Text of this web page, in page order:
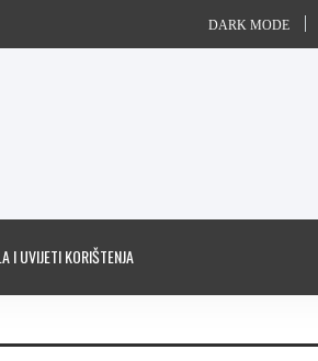
DARK MODE
I UVIJETI KORIŠTENJA